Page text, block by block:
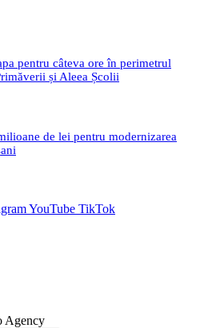
pentru câteva ore în perimetrul
și Aleea Școlii
de lei pentru modernizarea
YouTube TikTok
Agency